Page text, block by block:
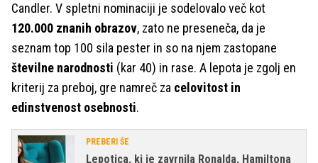
Candler. V spletni nominaciji je sodelovalo več kot
120.000 znanih obrazov, zato ne preseneča, da je
seznam top 100 sila pester in so na njem zastopane
številne narodnosti (kar 40) in rase. A lepota je zgolj en
kriterij za preboj, gre namreč za celovitost in
edinstvenost osebnosti.
PREBERI ŠE
Lepotica, ki je zavrnila Ronalda, Hamiltona